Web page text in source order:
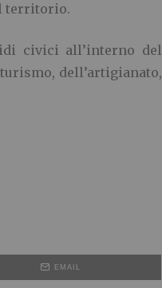
territorio.
civici all’interno del
dell’artigianato,
EMAIL